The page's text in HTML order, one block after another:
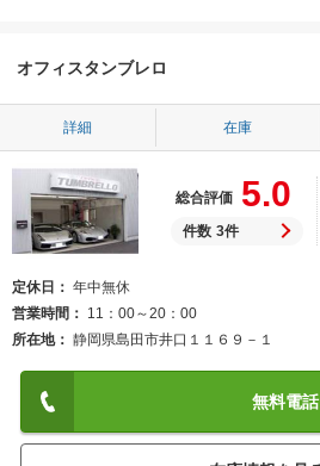
オフィスタンブレロ
詳細 在庫
総合評価 5.0
件数 3件
定休日
年中無休
営業時間
11：00～20：00
所在地
静岡県島田市井口１１６９－１
無料電話